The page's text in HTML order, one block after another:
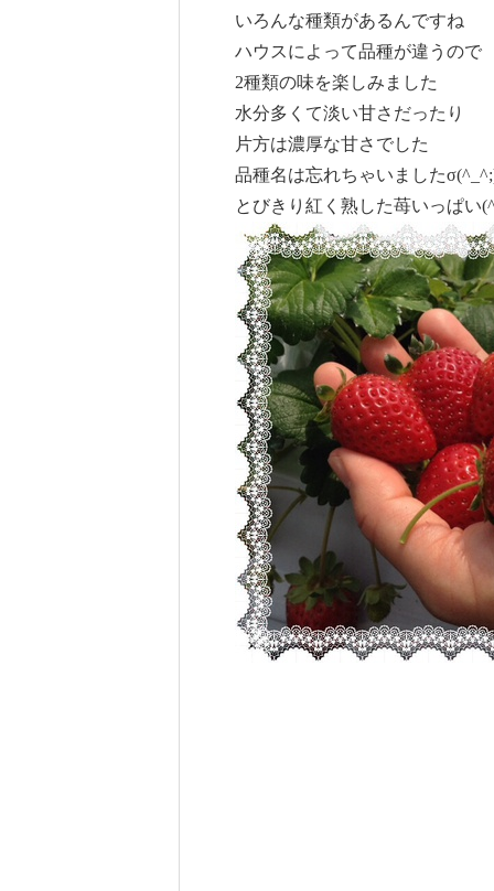
いろんな種類があるんですね
ハウスによって品種が違うので
2種類の味を楽しみました
水分多くて淡い甘さだったり
片方は濃厚な甘さでした
品種名は忘れちゃいました
とびきり紅く熟した苺いっぱい